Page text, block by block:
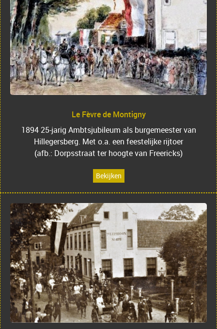
Le Fèvre de Montigny
1894 25-jarig Ambtsjubileum als burgemeester van
Hillegersberg. Met o.a. een feestelijke rijtoer
(afb.: Dorpsstraat ter hoogte van Freericks)
Bekijken